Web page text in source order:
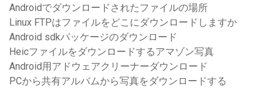
Androidでダウンロードされたファイルの場所
Linux FTPはファイルをどこにダウンロードしますか
Android sdkパッケージのダウンロード
Heicファイルをダウンロードするアマゾン写真
Android用アドウェアクリーナーダウンロード
PCから共有アルバムから写真をダウンロードする